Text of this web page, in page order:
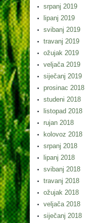
srpanj 2019
lipanj 2019
svibanj 2019
travanj 2019
ožujak 2019
veljača 2019
siječanj 2019
prosinac 2018
studeni 2018
listopad 2018
rujan 2018
kolovoz 2018
srpanj 2018
lipanj 2018
svibanj 2018
travanj 2018
ožujak 2018
veljača 2018
siječanj 2018